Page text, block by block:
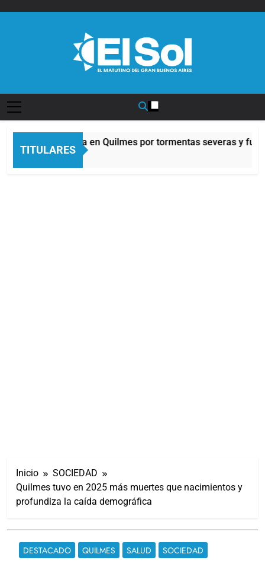
TITULARES
Alerta naranja en Quilmes por tormentas severas y
3 Horas Atrás
Inicio
SOCIEDAD
Quilmes tuvo en 2025 más muertes que nacimientos y
profundiza la caída demográfica
DESTACADO QUILMES SALUD SOCIEDAD